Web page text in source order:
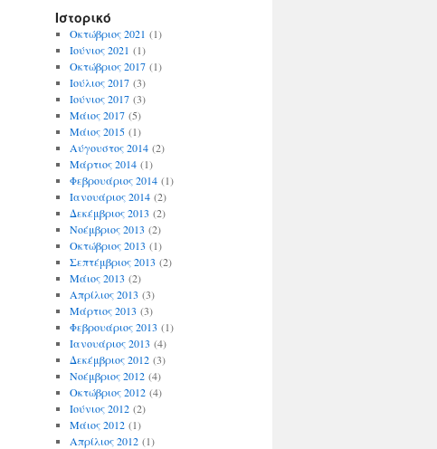
Ιστορικό
Οκτώβριος 2021 (1)
Ιούνιος 2021 (1)
Οκτώβριος 2017(1)
Ιούλιος 2017(3)
Ιούνιος 2017(3)
Μάιος 2017(5)
Μάιος 2015(1)
Αύγουστος 2014(2)
Μάρτιος 2014(1)
Φεβρουάριος 2014(1)
Ιανουάριος 2014(2)
Δεκέμβριος 2013 (2)
Νοέμβριος 2013 (2)
Οκτώβριος 2013 (1)
Σεπτέμβριος 2013 (2)
Μάιος 2013 (2)
Απρίλιος 2013 (3)
Μάρτιος 2013 (3)
Φεβρουάριος 2013 (1)
Ιανουάριος 2013 (4)
Δεκέμβριος 2012(3)
Νοέμβριος 2012(4)
Οκτώβριος 2012(4)
Ιούνιος 2012(2)
Μάιος 2012(1)
Απρίλιος 2012(1)